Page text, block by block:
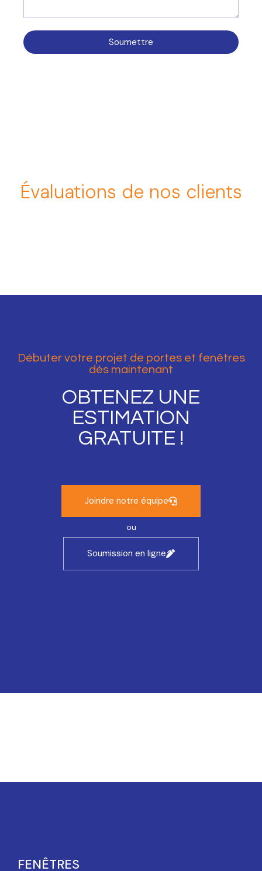
Soumettre
Évaluations de nos clients
Débuter votre projet de portes et fenêtres
dès maintenant
OBTENEZ UNE
ESTIMATION
GRATUITE !
Joindre notre équipe
ou
Soumission en ligne
FENÊTRES